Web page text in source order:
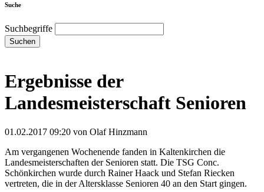
Suche
Suchbegriffe
Suchen
Ergebnisse der
Landesmeisterschaft Senioren
01.02.2017 09:20 von Olaf Hinzmann
Am vergangenen Wochenende fanden in Kaltenkirchen die
Landesmeisterschaften der Senioren statt. Die TSG Conc.
Schönkirchen wurde durch Rainer Haack und Stefan Riecken
vertreten, die in der Altersklasse Senioren 40 an den Start gingen.